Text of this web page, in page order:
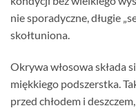
nie sporadyczne, długie
skołtuniona.
Okrywa włosowa składa
miękkiego podszerstka.
przed chłodem i